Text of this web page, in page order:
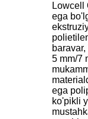
Lowcell
ega
5 mm/7
ega
ko'pikli